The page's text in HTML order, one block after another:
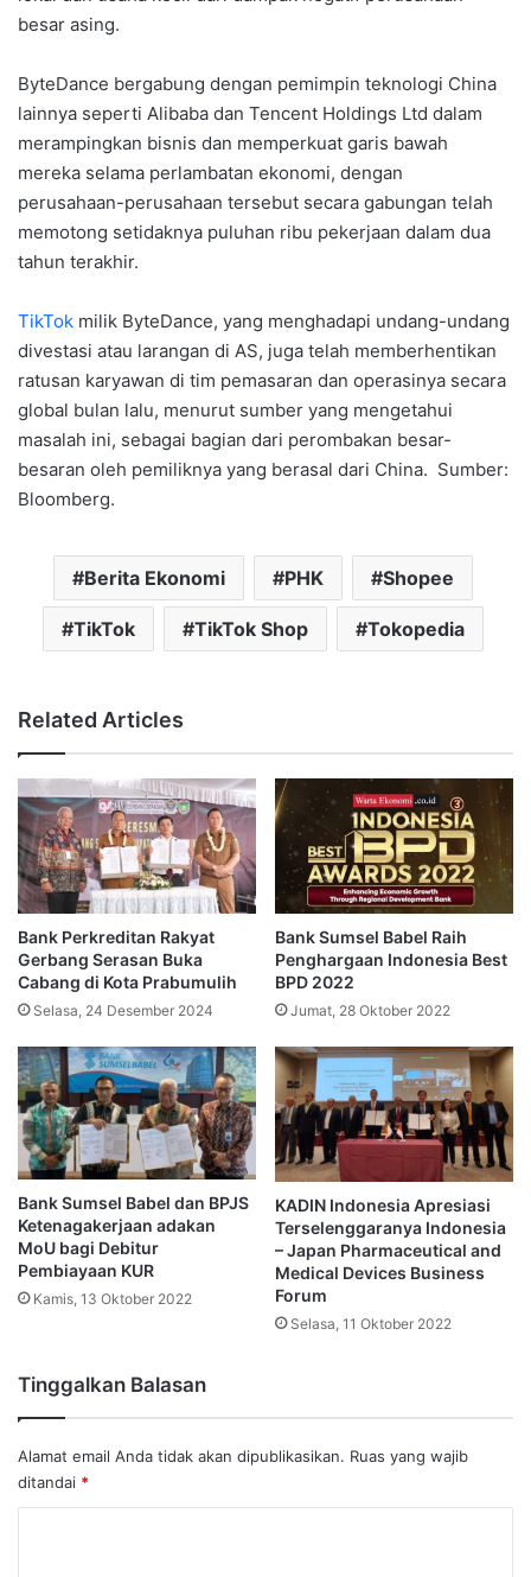
besar asing.
ByteDance bergabung dengan pemimpin teknologi China
lainnya seperti Alibaba dan Tencent Holdings Ltd dalam
merampingkan bisnis dan memperkuat garis bawah
mereka selama perlambatan ekonomi, dengan
perusahaan-perusahaan tersebut secara gabungan telah
memotong setidaknya puluhan ribu pekerjaan dalam dua
tahun terakhir.
TikTok milik ByteDance, yang menghadapi undang-undang
divestasi atau larangan di AS, juga telah memberhentikan
ratusan karyawan di tim pemasaran dan operasinya secara
global bulan lalu, menurut sumber yang mengetahui
masalah ini, sebagai bagian dari perombakan besar-
besaran oleh pemiliknya yang berasal dari China. Sumber:
Bloomberg.
Berita Ekonomi PHK Shopee
TikTok TikTok Shop Tokopedia
Related Articles
Bank Perkreditan Rakyat
Gerbang Serasan Buka
Cabang di Kota Prabumulih
Selasa, 24 Desember 2024
Bank Sumsel Babel Raih
Penghargaan Indonesia Best
BPD 2022
Jumat, 28 Oktober 2022
Bank Sumsel Babel dan BPJS
Ketenagakerjaan adakan
MoU bagi Debitur
Pembiayaan KUR
Kamis, 13 Oktober 2022
KADIN Indonesia Apresiasi
Terselenggaranya Indonesia
– Japan Pharmaceutical and
Medical Devices Business
Forum
Selasa, 11 Oktober 2022
Tinggalkan Balasan
Alamat email Anda tidak akan dipublikasikan. Ruas yang wajib
ditandai *